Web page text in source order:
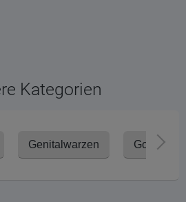
Kategorien
Genitalwarzen Gonorrhoe